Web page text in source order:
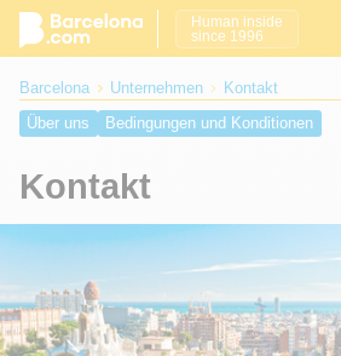
Human inside
since 1996
Barcelona Unternehmen
Kontakt
Über uns
Bedingungen und Konditionen
Kontakt